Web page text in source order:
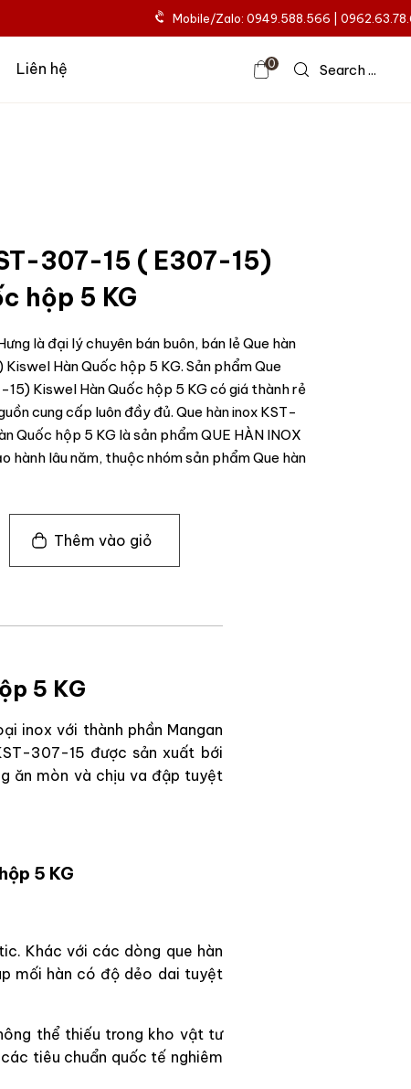
Mobile/Zalo: 0949.588.566 |
Liên hệ 0 Search ...
307-15 ( E307-15)
hộp 5 KG
là đại lý chuyên bán buôn, bán lẻ Que hàn
Hàn Quốc hộp 5 KG. Sản phẩm Que
Kiswel Hàn Quốc hộp 5 KG có giá thành rẻ
cung cấp luôn đầy đủ. Que hàn inox KST-
Quốc hộp 5 KG là sản phẩm QUE HÀN INOX
hành lâu năm, thuộc nhóm sản phẩm Que hàn
Thêm vào giỏ
5 KG
inox với thành phần Mangan
307-15 được sản xuất bới
ăn mòn và chịu va đập tuyệt
5 KG
Khác với các dòng que hàn
mối hàn có độ dẻo dai tuyệt
thể thiếu trong kho vật tư
tiêu chuẩn quốc tế nghiêm